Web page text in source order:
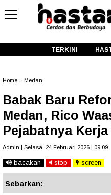
TERKINI
Home Medan
Babak Baru
Medan, Rico
Pejabatnya
Admin | Selasa, 24 Februari 2026 | 09.09
bacakan stop screen
Sebarkan: